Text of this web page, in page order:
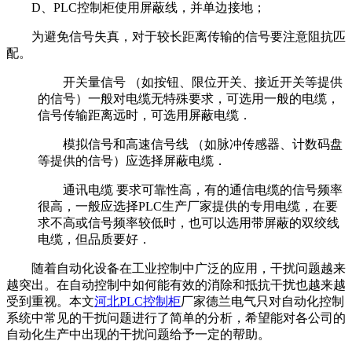
D、PLC控制柜使用屏蔽线，并单边接地；
为避免信号失真，对于较长距离传输的信号要注意阻抗匹
配。
开关量信号 （如按钮、限位开关、接近开关等提供
的信号）一般对电缆无特殊要求，可选用一般的电缆，
信号传输距离远时，可选用屏蔽电缆．
模拟信号和高速信号线 （如脉冲传感器、计数码盘
等提供的信号）应选择屏蔽电缆．
通讯电缆 要求可靠性高，有的通信电缆的信号频率
很高，一般应选择PLC生产厂家提供的专用电缆，在要
求不高或信号频率较低时，也可以选用带屏蔽的双绞线
电缆，但品质要好．
随着自动化设备在工业控制中广泛的应用，干扰问题越来
越突出。在自动控制中如何能有效的消除和抵抗干扰也越来越
受到重视。本文河北PLC控制柜厂家德兰电气只对自动化控制
系统中常见的干扰问题进行了简单的分析，希望能对各公司的
自动化生产中出现的干扰问题给予一定的帮助。